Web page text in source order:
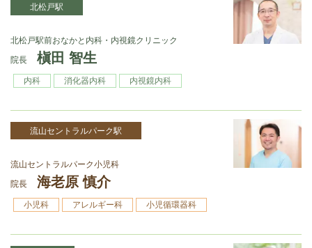
北松戸駅
北松戸駅前おなかと内科・内視鏡クリニック
院長
槇田 智生
内科 消化器内科 内視鏡内科
流山セントラルパーク駅
流山セントラルパーク小児科
院長
海老原 慎介
小児科 アレルギー科 小児循環器科